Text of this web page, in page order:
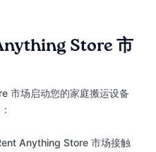
Store 市
市场启动您的家庭搬运设备
Anything Store 市场接触